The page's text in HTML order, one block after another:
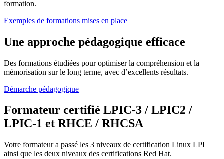
formation.
Exemples de formations mises en place
Une approche pédagogique efficace
Des formations étudiées pour optimiser la compréhension et la
mémorisation sur le long terme, avec d’excellents résultats.
Démarche pédagogique
Formateur certifié LPIC-3 / LPIC2 /
LPIC-1 et RHCE / RHCSA
Votre formateur a passé les 3 niveaux de certification Linux LPI
ainsi que les deux niveaux des certifications Red Hat.